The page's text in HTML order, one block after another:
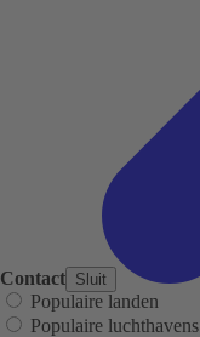
Contact Sluit
Populaire landen
Populaire luchthavens